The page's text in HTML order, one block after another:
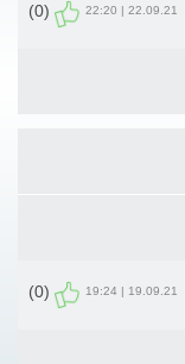
22.09.21 | 22:20
(0)
19.09.21 | 19:24
(0)